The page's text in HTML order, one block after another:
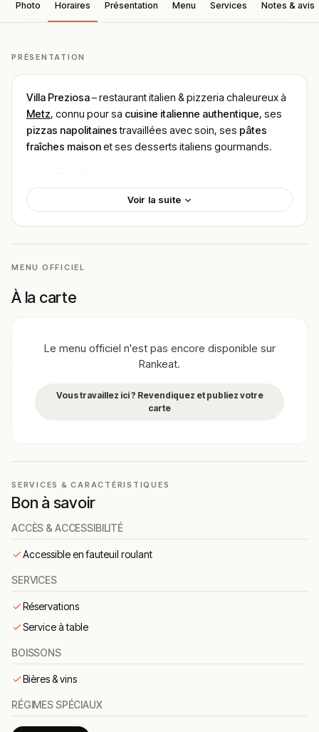
Photo Horaires Présentation Menu Services Notes & avis
PRÉSENTATION
Villa Preziosa– restaurant italien & pizzeria chaleureux à
Metz, connu pour sa cuisine italienne authentique, ses
pizzas napolitainestravaillées avec soin, ses pâtes
fraîches maisonet ses desserts italiens gourmands.
Villa Preziosa est situé au 32 Rue du Coëtlosquet,
L’adresse est très facile d’accès à pied depuis la gare ou
lieu idéal pour un déjeuner ou un dîner après une journée
de visite.
Cadre & ambiance
avec une atmosphère détendue typique d’une trattoria
italienne, parfaite pour un repas en famille, entre amis ou
Les visiteurs apprécient l’accueilsympathique et
attentionnéde l’équipe, contribuant à une expérience
Cuisine & concept
La cuisine met à l’honneur les
ainsi que des sauces et recettes inspirées des traditions
familiales italiennes.
d’Italie ou travaillés sur place, pour garantir fraîcheur et
saveurs authentiques, accompagnés d’une belle carte
de vins italiens.
🍽️ Carte & plats emblématiques
pizza napolitaine– pâte fermentée 24 h, garnitures
Voir la suite
MENU OFFICIEL
À la carte
Le menu officiel n'est pas encore disponible sur
Rankeat.
Vous travaillez ici ? Revendiquez et publiez votre
carte
SERVICES & CARACTÉRISTIQUES
Bon à savoir
ACCÈS & ACCESSIBILITÉ
Accessible en fauteuil roulant
SERVICES
Réservations
Service à table
BOISSONS
Bières & vins
RÉGIMES SPÉCIAUX